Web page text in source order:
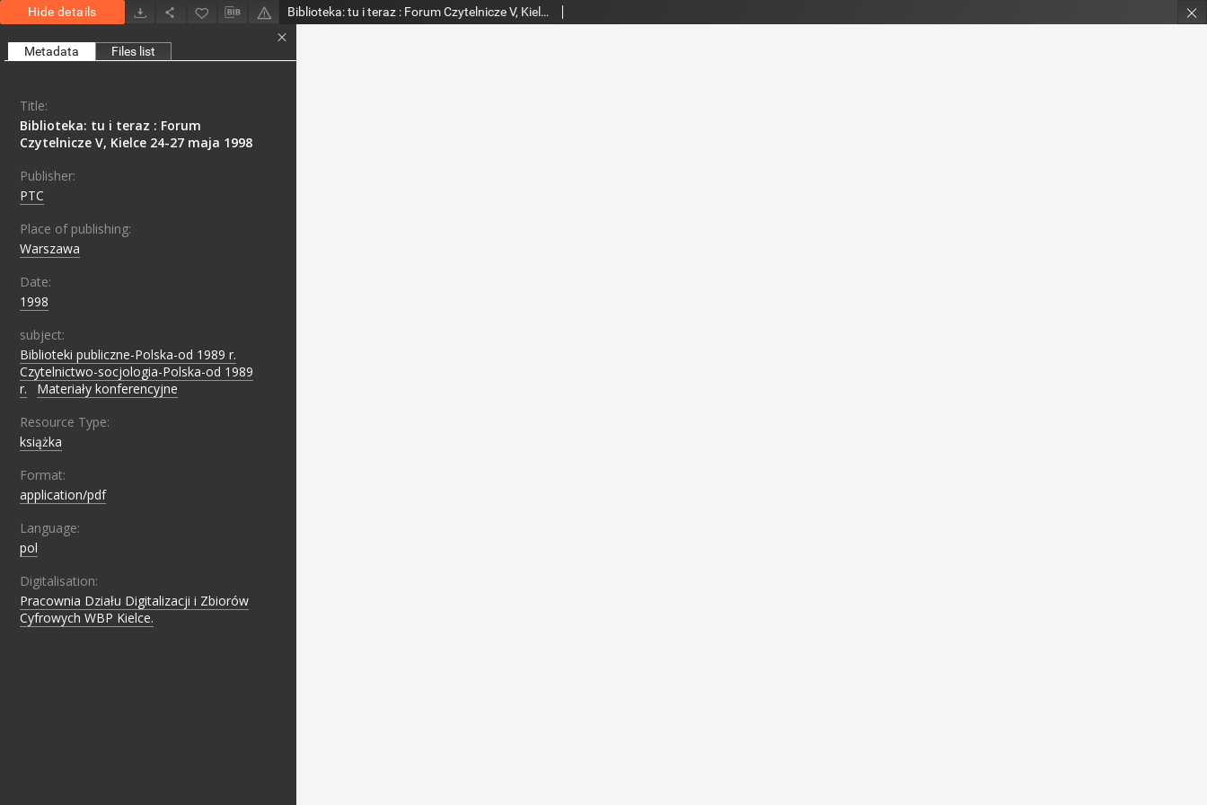
Hide details Biblioteka: tu i teraz : Forum Czytelnicze V, Kielce 24-27 maja 1998
Metadata Files list
Title:
Biblioteka: tu i teraz : Forum
Czytelnicze V, Kielce 24-27 maja 1998
Publisher:
PTC
Place of publishing:
Warszawa
Date:
1998
subject:
Biblioteki publiczne-Polska-od 1989 r.
Czytelnictwo-socjologia-Polska-od 1989
r.
Materiały konferencyjne
Resource Type:
książka
Format:
application/pdf
Language:
pol
Digitalisation:
Pracownia Działu Digitalizacji i Zbiorów
Cyfrowych WBP Kielce.